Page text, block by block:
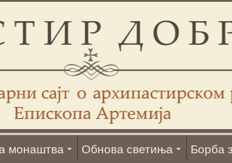
монаштва Обнова светиња Борба